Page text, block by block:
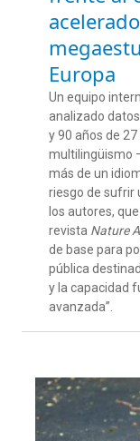
Europa
Un equipo
analizado
y 90 años de
multilingüismo
más de un
riesgo de sufrir
los autores,
revista Nature
de base para
pública
y la capacidad
avanzada”.